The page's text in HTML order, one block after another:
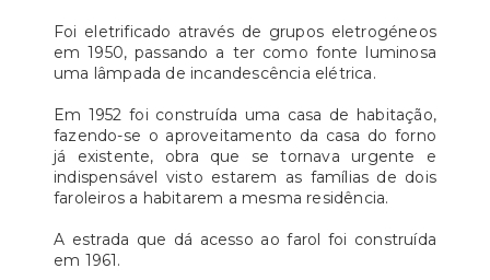
Foi eletrificado através de grupos eletrogéneos
em 1950, passando a ter como fonte luminosa
uma lâmpada de incandescência elétrica.
Em 1952 foi construída uma casa de habitação,
fazendo-se o aproveitamento da casa do forno
já existente, obra que se tornava urgente e
indispensável visto estarem as famílias de dois
faroleiros a habitarem a mesma residência.
A estrada que dá acesso ao farol foi construída
em 1961.